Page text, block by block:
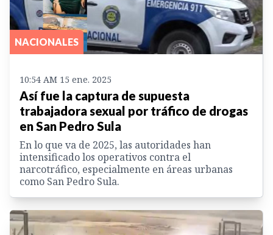
NACIONALES
10:54 AM 15 ene. 2025
Así fue la captura de supuesta
trabajadora sexual por tráfico de drogas
en San Pedro Sula
En lo que va de 2025, las autoridades han
intensificado los operativos contra el
narcotráfico, especialmente en áreas urbanas
como San Pedro Sula.